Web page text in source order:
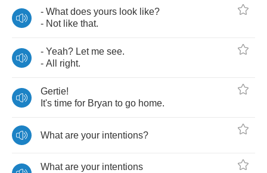
- What does yours look like?
- Not like that.
- Yeah? Let me see.
- All right.
Gertie!
It's time for Bryan to go home.
What are your intentions?
What are your intentions